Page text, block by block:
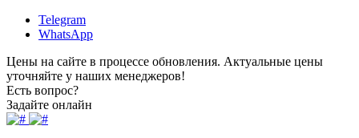
Telegram
WhatsApp
Цены на сайте в процессе обновления. Актуальные цены
уточняйте у наших менеджеров!
Есть вопрос?
Задайте онлайн